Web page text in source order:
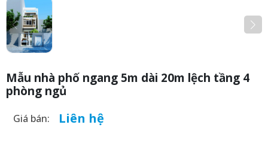
Mẫu nhà phố ngang 5m dài 20m lệch tầng 4
phòng ngủ
Giá bán: Liên hệ